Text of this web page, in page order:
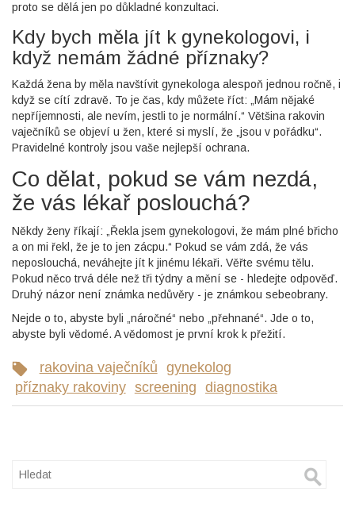
proto se dělá jen po důkladné konzultaci.
Kdy bych měla jít k gynekologovi, i
když nemám žádné příznaky?
Každá žena by měla navštívit gynekologa alespoň jednou ročně, i
když se cítí zdravě. To je čas, kdy můžete říct: „Mám nějaké
nepříjemnosti, ale nevím, jestli to je normální.“ Většina rakovin
vaječníků se objeví u žen, které si myslí, že „jsou v pořádku“.
Pravidelné kontroly jsou vaše nejlepší ochrana.
Co dělat, pokud se vám nezdá,
že vás lékař poslouchá?
Někdy ženy říkají: „Řekla jsem gynekologovi, že mám plné břicho
a on mi řekl, že je to jen zácpu.“ Pokud se vám zdá, že vás
neposlouchá, neváhejte jít k jinému lékaři. Věřte svému tělu.
Pokud něco trvá déle než tři týdny a mění se - hledejte odpověď.
Druhý názor není známka nedůvěry - je známkou sebeobrany.
Nejde o to, abyste byli „náročné“ nebo „přehnané“. Jde o to,
abyste byli vědomé. A vědomost je první krok k přežití.
rakovina vaječníků gynekolog
příznaky rakoviny screening diagnostika